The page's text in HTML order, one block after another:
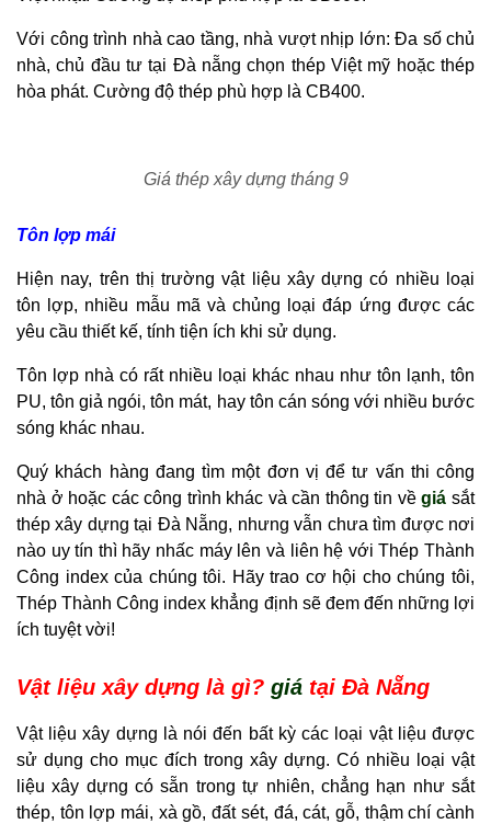
Với công trình nhà cao tầng, nhà vượt nhịp lớn: Đa số chủ
nhà, chủ đầu tư tại Đà nẵng chọn thép Việt mỹ hoặc thép
hòa phát. Cường độ thép phù hợp là CB400.
Giá thép xây dựng tháng 9
Tôn lợp mái
Hiện nay, trên thị trường vật liệu xây dựng có nhiều loại
tôn lợp, nhiều mẫu mã và chủng loại đáp ứng được các
yêu cầu thiết kế, tính tiện ích khi sử dụng.
Tôn lợp nhà có rất nhiều loại khác nhau như tôn lạnh, tôn
PU, tôn giả ngói, tôn mát, hay tôn cán sóng với nhiều bước
sóng khác nhau.
Quý khách hàng đang tìm một đơn vị để tư vấn thi công
nhà ở hoặc các công trình khác và cần thông tin vềgiá sắt
thép xây dựng tại Đà Nẵng, nhưng vẫn chưa tìm được nơi
nào uy tín thì hãy nhấc máy lên và liên hệ với Thép Thành
Công index của chúng tôi. Hãy trao cơ hội cho chúng tôi,
Thép Thành Công index khẳng định sẽ đem đến những lợi
ích tuyệt vời!
Vật liệu xây dựng là gì? giá tại Đà Nẵng
Vật liệu xây dựng là nói đến bất kỳ các loại vật liệu được
sử dụng cho mục đích trong xây dựng. Có nhiều loại vật
liệu xây dựng có sẵn trong tự nhiên, chẳng hạn như sắt
thép, tôn lợp mái, xà gồ, đất sét, đá, cát, gỗ, thậm chí cành